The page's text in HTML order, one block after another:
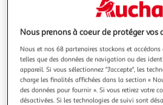
Nous prenons à coeur de protéger vos
Nous et nos 68 partenaires stockons et accédons
telles que des données de navigation ou des
appareil. Si vous sélectionnez "J'accepte", les
charge les finalités affichées dans la section «
des données pour fournir ». Si vous retirez votre
désactivées. Si les technologies de suivi sont